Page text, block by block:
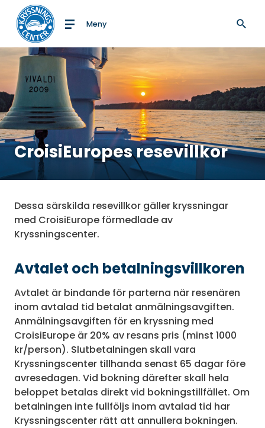
Till startsidan
Meny
CroisiEuropes resevillkor
Dessa särskilda resevillkor gäller kryssningar
med CroisiEurope förmedlade av
Kryssningscenter.
Avtalet och betalningsvillkoren
Avtalet är bindande för parterna när resenären
inom avtalad tid betalat anmälningsavgiften.
Anmälningsavgiften för en kryssning med
CroisiEurope är 20% av resans pris (minst 1000
kr/person). Slutbetalningen skall vara
Kryssningscenter tillhanda senast 65 dagar före
avresedagen. Vid bokning därefter skall hela
beloppet betalas direkt vid bokningstillfället. Om
betalningen inte fullföljs inom avtalad tid har
Kryssningscenter rätt att annullera bokningen.